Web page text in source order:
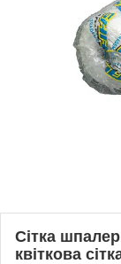
Сітка
квіткова